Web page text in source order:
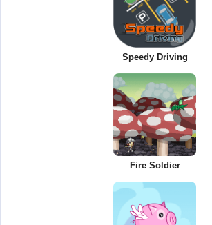
Speedy Driving
Fire Soldier